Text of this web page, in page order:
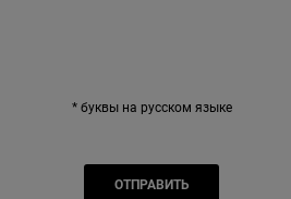
* буквы на русском языке